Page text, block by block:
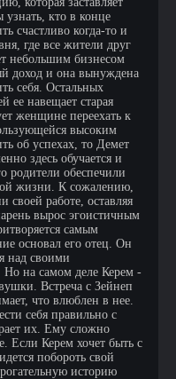
узнать, кто в конце
счастливо когда-то и
где все жители друг
небольшим бизнесом
доход и она вынуждена
себя. Остальных
ее навещает старая
женщине переехать к
высоким
об успехах, то Демет
здесь обучается и
родители обеспечили
жизни. К сожалению,
своей работе, оставляя
вырос эгоистичным
самым
основал его отец. Он
над своими
Но на самом деле Керем -
Встреча с Зейнеп
что влюблен в нее.
себя правильно с
их. Ему сложно
Если Керем хочет быть с
побороть свой
историю